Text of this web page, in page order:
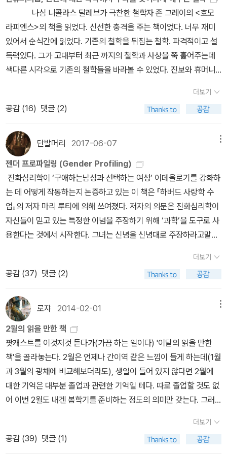
자본주의 분업 체제에서 노동이 소외되는 것은 추세적으로 나타나는
현상입니다. 자동화의 진전과 글로벌 아웃소싱의 확산은 노동비용을
낮춰 자본의 효율성을 높여왔습니다. 마리아 미즈는 제3세계 국가를
자본주의 세계 경제에 통합시키는 ‘신국제노동분업’ 전략이 제3세계
여성의 존재를 ‘가정주부’로 규정하게 만든다고 주장합니다. 제3세계
여성 노동 문제는 세계 자본주의의 노동분업 구조 속에서 이해해야
합니다. 여성은 기본적으로 가정주부라고 하는 이런 신비화는 새로
운 국제노동분업의 우연한 부산물이 아니다. 이는 이 노동분업을 순
해 착취 혹은 극도의 착취를 당하고 있는 노동력의 상당 부분을 보이
지 않게 만든다. 가정주부화는 저임금을 정당화한다. 여성이 조직화
되지 못하도록 한다. 여성을 개별화한다. 이는 관심을 여성에 대한 성
차별적이고 가부장적인 이미지로, 말하자면 남성의 부양을 받는 ‘진
짜’ 가정주부로 쏠리게 만든다. 가정주부화는 대다수 여성에게 실현
될 수 없는 일일 뿐 아니라, 여성해방의 관점에서 보면 자기 파멸적인
모습이기도 하다. (4장 261~262쪽) ‘가정주부’가 된 여성은 열심히
일해도 ‘노동자’로 인정받지 못합니다. 여성의 노동력은 남편의 소득
시장은 ‘가정주부화’된 여성의 노동력을 착취합니다. 기업들은 최대
의 이윤을 남기기 위해서 상품 대부분을 제3세계 여성으로 생산합니
다. 남아시아와 동남아시아 여성은 ‘높은 생산성을 가진 노동력’을 가
지고 있지만, 적정한 생활임금조차 보장받지 못합니다. *
[품절] 로버트 H. 프랭크, 필립 쿡 《승자독식사회》(웅진지식하우스,
2008) 국제노동분업은 생산성을 향상할 뿐만 아니라 승자독식 시
장(Winner-Take-All)을 조장하기도 합니다. 매우 단순한 작업을 반
복적으로 하는 가난한 여성 노동자들은 ‘패자’가 되고, 그녀들의 노동
을 관리 감독하는 남성들은 ‘승자’가 됩니다. 승자독식 시장 속에서 여
성은 거대 자본의 이윤추구에 동원되어 노예 노동을 감수하며 생계를
이어나갑니다. 자유주의 페미니즘, 마르크스주의 페미니즘은 열악한
노동환경에서 생활하는 제3세계 여성들에 대해 진지하게 이야기하지
의 페미니즘과 마르크스주의 페미니즘의 한계를 지적합니다. 또 그녀
나심 니콜라스 탈레브가 극찬한 철학자 존 그레이의 <호모
라피엔스>의 책을 읽었다. 신선한 충격을 주는 책이었다. 너무 재미
있어서 순식간에 읽었다. 기존의 철학을 뒤집는 철학. 파격적이고 설
득력있다. 그가 고대부터 최근 까지의 철학과 사상을 쭉 훑어주는데
색다른 시각으로 기존의 철학들을 바라볼 수 있었다. 진보와 휴머니
지만 그의 철학이 우리가 추구하고 믿고 있는 이상보다 현실 세계를
더 잘 설명하는 것은 아닐까 싶다. 이 책을 읽으면서 존 그레이의 저
서들을 더 읽고 싶다고 생각했다. 그리고 버트런드 러셀의 책들도 더
읽고 싶다. 쇼펜하우어의 책들도 읽어보고 싶다. 존 그레이가 말하길
쇼펜하우어는 휴머니즘을 처음 비판한 사람이었고 백 년 전만 해도
매우 영향력이 있었다고 한다. 하지만 가장 읽어보고 싶은 철학자는
데이비드 흄이다. 흄의 경험주의, 회의주의 사상을 접해보고 싶다. 그
리고 니체의 초기 저작 <비극의 탄생>도 읽고 싶다.
<콜리마 이야기>는 북동 시베리아의 수용소 콜리마에서 1
7년을 보낸 샬라모프가 쓴 책이다. 최악의 상황을 간접체험해 보고
싶을 때 읽어야겠다. 아마 이 책을 읽으면 현재의 삶이 더 행복하게 느
껴질 것 같다. ''나라면 다르게 행동할 수 있다' 고 생각하는 사람은 인
생의 진짜 바닥에 내려가 보지 않은 사람이다. 그는 '영웅들이 없는 세
도 홉스의 <리바이어던>과 마키아벨리의 <군주론>은 현실 세계를
더 객관적으로 이해하기 위해서 읽으면 좋을듯 싶다. 번역
에 문제가 있는듯 보이지만 로버트 라이트의 진화심리학 입문서인 <
도덕적 동물>도 담아놔야겠다. 가상현실 게임의 위험성에
대해서 초현실적이면서도 유머러스하게 다룬 영화 <엑시스텐즈>도
보고 싶다. 마지막으로 옮긴이의 글에서 한 단락을 옮겨 적으로 페이
퍼를 마친다. 존 그레이는 이런 답을 내놓을 것 같다. 삶에 대한 성의
있는 태도는 삶에 의미를 부여하고 의지를 투사할 때 생기는 것이 아
이다. 변치 않은 자아, 영원한 진리, 절대적인 도덕의 추구는 모두 ‘영
원 무궁한 무언가‘를 향한 것이다. 이는 ‘이상‘을 ‘실재‘라고 믿고, 현
더보기
공감 (16) 댓글 (2)
단발머리 2017-06-07
젠더 프로파일링 (Gender Profiling)
진화심리학이 ‘구애하는남성과 선택하는 여성’ 이데올로기를 강화하
는 데 어떻게 작동하는지 논증하고 있는 이 책은 『하버드 사랑학 수
업』의 저자 마리 루티에 의해 쓰여졌다. 저자의 의문은 진화심리학이
자신들이 믿고 있는 특정한 이념을 주장하기 위해 ‘과학’을 도구로 사
용한다는 것에서 시작한다. 그녀는 신념을 신념대로 주장하라고말한
학’이라는 커튼 뒤에 숨지 말고 밖으로 나오라고 말한다. 진화심리학
자들이 우리들에게 남성과 여성이어떻게 다른지 알려주겠다고 말할
때, 그들은 대개 문화적 신화 만들기에 가담하고 있다는 점 그리고 그
들이특정한 사회적 이념을 지지하기 위해 자신들이 하고 있는 이른바
‘과학’을이용한다는 점이다. 이 이념의 핵심은, 자식을 가능한 많이남
기라는 진화적 명령으로 연애 행동(이른바 ‘짝짓기 행동’)의 모든 면
을 설명할 수 있다는 믿음이다. 다시 말해, 연애는 섹스의 문제고, 섹
스는 아기를 만드는 문제다. (21쪽) 나 역시 젠더와 성에 대해 진화심
리학자들이말하는 방식들 가운데 특정 부분을 선택적으로 보고하고
있음을 잘 알고 있다. 그들처럼 내 동기도 이념적이다. 하지만 차이가
있다면 나는 내가 객관적인 주장을 제시하고 있다고 주장하지 않는다
는 것이다. (34쪽) 언론의 자유가 있는 나라에서는, 상상할 수 있는
가장 불쾌한 생각조차 박해받지 않고 말할 자유가 있다. 그러니남성
더보기
공감 (37) 댓글 (2)
로쟈 2014-02-01
2월의 읽을 만한 책
팟캐스트를 이것저것 듣다가(가끔 하는 일이다) '이달의 읽을 만한
책'을 골라놓는다. 2월은 언제나 간이역 같은 느낌이 들게 하는데(1월
과 3월의 광채에 비교해보더라도), 생일이 들어 있지 않다면 2월에
대한 기억은 대부분 졸업과 관련한 기억일 테다. 따로 졸업할 것도 없
어 이번 2월도 내겐 봄학기를 준비하는 정도의 의미만 갖는다. 그러
을 더 채우고도 남을 만큼 읽어야 하지 않을까. 그런 각오로 골라본다.
1. 문학예술 정이현 작가가 고른 책은 이장욱의 <천국보다 낯선>
더보기
공감 (39) 댓글 (1)